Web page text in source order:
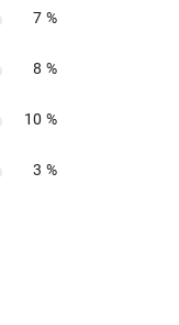
7 %
8 %
10 %
3 %